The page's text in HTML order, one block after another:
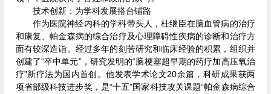
技术创新：为学科发展搭台铺路
作为医院神经内科的学科带头人，杜继臣在脑血管病的治疗
和康复、帕金森病的综合治疗及心理障碍性疾病的诊断和治疗方
面有较深造诣。经过多年的刻苦研究和临床经验的积累，组织并
创建了“卒中单元”，研究发明的“脑梗塞超早期的药疗加高压氧治
疗”新疗法为国内首创。他发表学术论文20余篇，科研成果获两
项省部级科技进步奖，是“十五”国家科技攻关课题“帕金森病综合